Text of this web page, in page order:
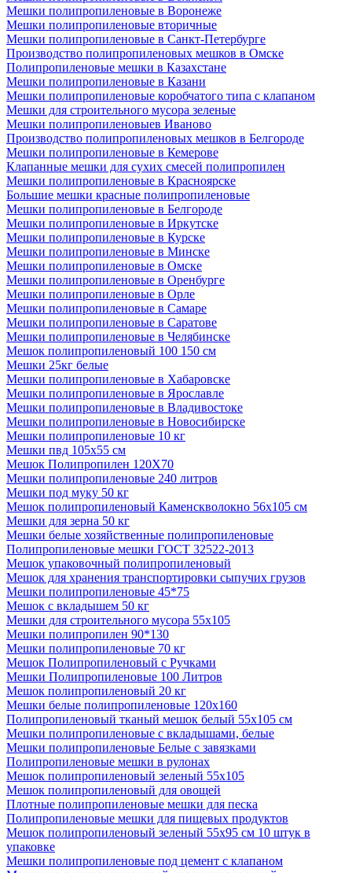
Мешки полипропиленовые в Воронеже
Мешки полипропиленовые вторичные
Мешки полипропиленовые в Санкт-Петербурге
Производство полипропиленовых мешков в Омске
Полипропиленовые мешки в Казахстане
Мешки полипропиленовые в Казани
Мешки полипропиленовые коробчатого типа с клапаном
Мешки для строительного мусора зеленые
Мешки полипропиленовыев Иваново
Производство полипропиленовых мешков в Белгороде
Мешки полипропиленовые в Кемерове
Клапанные мешки для сухих смесей полипропилен
Мешки полипропиленовые в Красноярске
Большие мешки красные полипропиленовые
Мешки полипропиленовые в Белгороде
Мешки полипропиленовые в Иркутске
Мешки полипропиленовые в Курске
Мешки полипропиленовые в Минске
Мешки полипропиленовые в Омске
Мешки полипропиленовые в Оренбурге
Мешки полипропиленовые в Орле
Мешки полипропиленовые в Самаре
Мешки полипропиленовые в Саратове
Мешки полипропиленовые в Челябинске
Мешок полипропиленовый 100 150 см
Мешки 25кг белые
Мешки полипропиленовые в Хабаровске
Мешки полипропиленовые в Ярославле
Мешки полипропиленовые в Владивостоке
Мешки полипропиленовые в Новосибирске
Мешки полипропиленовые 10 кг
Мешки пвд 105х55 см
Мешок Полипропилен 120Х70
Мешки полипропиленовые 240 литров
Мешки под муку 50 кг
Мешок полипропиленовый Каменскволокно 56х105 см
Мешки для зерна 50 кг
Мешки белые хозяйственные полипропиленовые
Полипропиленовые мешки ГОСТ 32522-2013
Мешок упаковочный полипропиленовый
Мешок для хранения транспортировки сыпучих грузов
Мешки полипропиленовые 45*75
Мешок с вкладышем 50 кг
Мешки для строительного мусора 55х105
Мешки полипропилен 90*130
Мешки полипропиленовые 70 кг
Мешок Полипропиленовый с Ручками
Мешки Полипропиленовые 100 Литров
Мешок полипропиленовый 20 кг
Мешки белые полипропиленовые 120х160
Полипропиленовый тканый мешок белый 55х105 см
Мешки полипропиленовые с вкладышами, белые
Мешки полипропиленовые Белые с завязками
Полипропиленовые мешки в рулонах
Мешок полипропиленовый зеленый 55х105
Мешок полипропиленовый для овощей
Плотные полипропиленовые мешки для песка
Полипропиленовые мешки для пищевых продуктов
Мешок полипропиленовый зеленый 55x95 см 10 штук в
упаковке
Мешки полипропиленовые под цемент с клапаном